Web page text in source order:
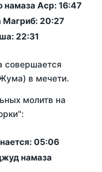
намаза Аср: 16:47
Магриб: 20:27
22:31
совершается
в мечети.
молитв на
05:06
намаза